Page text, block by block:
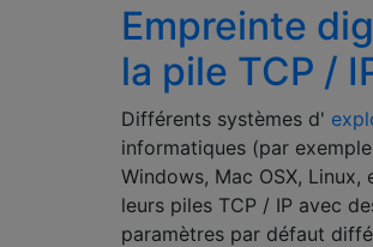
Empreinte
la pile TCP /
Différents systèmes d'
informatiques (par
Windows, Mac OSX,
leurs piles TCP / IP avec
paramètres par défaut